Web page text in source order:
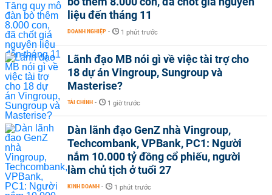
liệu đến tháng 11
DOANH NGHIỆP - 1 phút trước
Lãnh đạo MB nói gì về việc tài trợ cho
18 dự án Vingroup, Sungroup và
Masterise?
TÀI CHÍNH - 1 giờ trước
Dàn lãnh đạo GenZ nhà Vingroup,
Techcombank, VPBank, PC1: Người
nắm 10.000 tỷ đồng cổ phiếu, người
làm chủ tịch ở tuổi 27
KINH DOANH - 1 phút trước